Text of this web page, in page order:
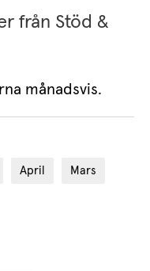
från Stöd &
månadsvis.
April Mars